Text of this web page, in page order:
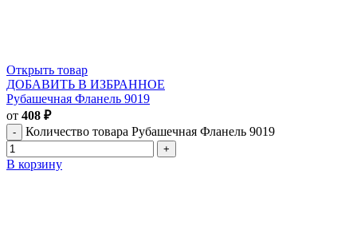
Открыть товар
ДОБАВИТЬ В ИЗБРАННОЕ
Рубашечная Фланель 9019
от 408 ₽
Количество товара Рубашечная Фланель 9019
В корзину